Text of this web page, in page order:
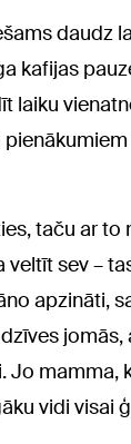
daudz
kafijas
laiku
taču ar
sev –
apzināti,
mamma,
vidi visai